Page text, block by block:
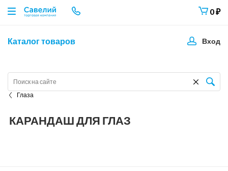
0₽
Каталог товаров Вход
Глаза
КАРАНДАШ ДЛЯ ГЛАЗ